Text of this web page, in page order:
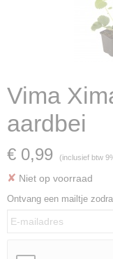
Vima
aardbei
€ 0,99 (inclusief btw
✘ Niet op voorraad
Ontvang een mailtje